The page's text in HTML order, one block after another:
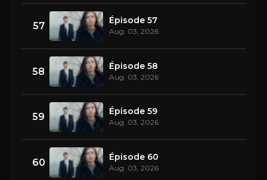
57 Épisode 57
Aug. 03, 2026
58 Épisode 58
Aug. 03, 2026
59 Épisode 59
Aug. 03, 2026
60 Épisode 60
Aug. 03, 2026